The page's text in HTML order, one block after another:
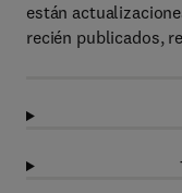
están
recién publicados,